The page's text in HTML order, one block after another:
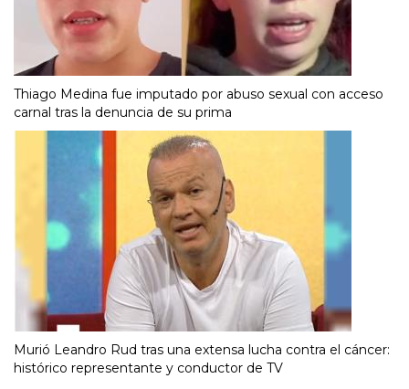
Thiago Medina fue imputado por abuso sexual con acceso
carnal tras la denuncia de su prima
Murió Leandro Rud tras una extensa lucha contra el cáncer:
histórico representante y conductor de TV